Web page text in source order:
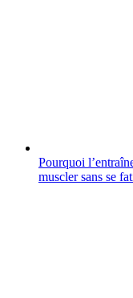
Pourquoi
muscler sans se